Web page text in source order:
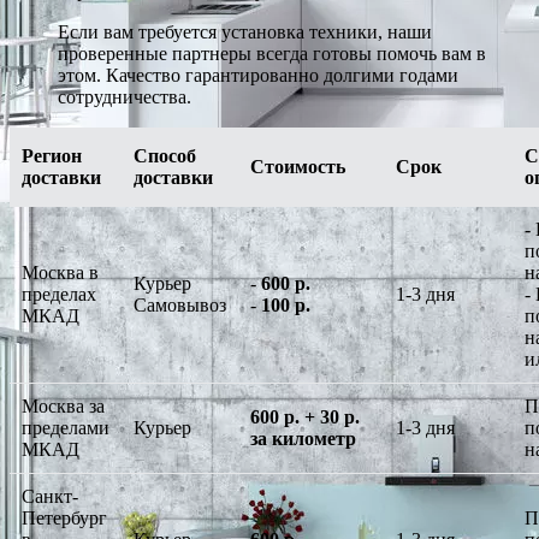
Если вам требуется установка техники, наши
проверенные партнеры всегда готовы помочь вам в
этом. Качество гарантированно долгими годами
сотрудничества.
Регион
доставки
Способ
доставки
Стоимость Срок
Москва в
пределах
МКАД
Курьер
Самовывоз
-600 р.
-100 р.
1-3 дня
-
-
Москва за
пределами
МКАД
Курьер
600 р. + 30 р.
за километр
1-3 дня
Санкт-
Петербург